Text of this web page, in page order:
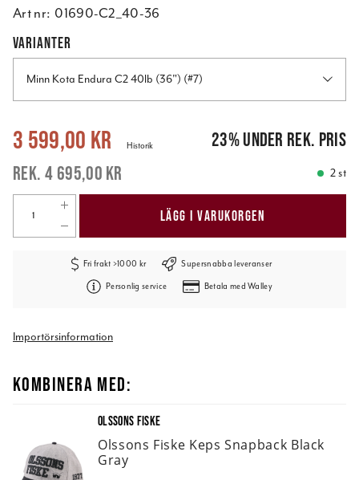
Art nr: 01690-C2_40-36
VARIANTER
Minn Kota Endura C2 40lb (36") (#7)
Nuvarande pris: 3 599,00 kr 4 695,00 kr
3 599,00 kr
4 695,00 kr
Historik 23%under rek. pris
2 st
LÄGG I VARUKORGEN
Fri frakt >1000 kr Supersnabba leveranser
Personlig service Betala med Walley
Importörsinformation
KOMBINERA MED:
OLSSONS FISKE
Olssons Fiske Keps Snapback Black
Gray